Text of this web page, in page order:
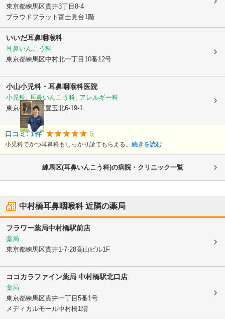
東京都練馬区貫井3丁目8-4
プラウドフラット富士見台1階
いいだ耳鼻咽喉科
耳鼻いんこう科
東京都練馬区中村北一丁目10番12号
小山小児科・耳鼻咽喉科医院
小児科, 耳鼻いんこう科, アレルギー科
東京都練馬区豊玉北6-19-1
口コミ:1件 5
小児科でかつ耳鼻科もしっかり診てもらえる。 続きを読む
練馬区(耳鼻いんこう科)の病院・クリニック一覧
中村橋耳鼻咽喉科近隣の薬局
フラワー薬局中村橋駅前店
薬局
東京都練馬区貫井1-7-28高山ビル1F
ココカラファイン薬局 中村橋駅北口店
薬局
東京都練馬区貫井一丁目5番1号
メディカルモール中村橋1階